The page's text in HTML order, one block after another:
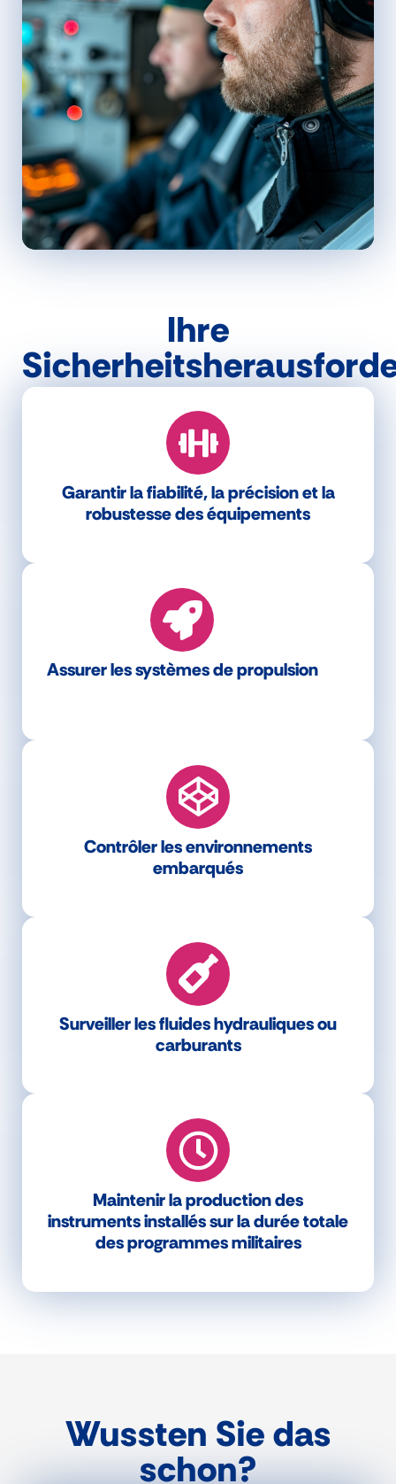
Ihre
Garantir la fiabilité, la précision et la
robustesse des équipements
Assurer les systèmes de propulsion
Contrôler les environnements
embarqués
Surveiller les fluides hydrauliques ou
carburants
Maintenir la production des
instruments installés sur la durée totale
des programmes militaires
Wussten Sie das
schon?